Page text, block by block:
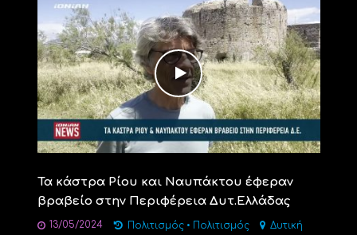
Τα κάστρα Ρίου και Ναυπάκτου έφεραν
βραβείο στην Περιφέρεια Δυτ.Ελλάδας
13/05/2024 Πολιτισμός • Πολιτισμός
Δυτική